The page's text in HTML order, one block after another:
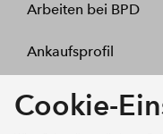
Arbeiten bei BPD
Ankaufsprofil
Kontakt